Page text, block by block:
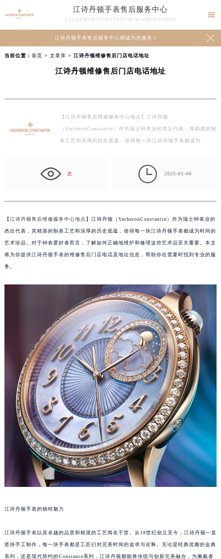
江诗丹顿手表售后服务中心
VACHERON CONSTANTIN MAINTENANCE

江诗丹顿手表售后服务中心竭诚为您服务！ 
当前位置： 首页 > 文章库 > 江诗丹顿维修售后门店电话地址
江诗丹顿维修售后门店电话地址
【江诗丹顿售后维修服务中心地点】江诗丹顿
（VacheronConstantin）作为瑞士钟表业的杰出代表，其精湛的制
表工艺和深厚的历史底蕴，使得每一块江诗丹顿手表都成为…
次  2025-01-06
【江诗丹顿售后维修服务中心地点 】江诗丹顿（VacheronConstantin）作为瑞士钟表业的
杰出代表，其精湛的制表工艺和深厚的历史底蕴，使得每一块江诗丹顿手表都成为时间的
艺术珍品。对于钟表爱好者而言，了解如何正确地维护和修理这些艺术品至关重要。本文
将为你提供江诗丹顿手表的维修售后门店电话及地址信息，帮助你在需要时找到专业的服
务。
江诗丹顿手表的独特魅力
江诗丹顿手表以其卓越的品质和精湛的工艺闻名于世。从18世纪创立至今，江诗丹顿一直
坚持手工制作，每一块手表都是工匠们对完美时间的追求与诠释。无论是经典优雅的金典
系列，还是现代简约的Constance系列，江诗丹顿都能将传统与创新完美融合，为佩戴者